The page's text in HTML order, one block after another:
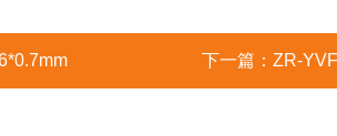
下一篇： ZR-